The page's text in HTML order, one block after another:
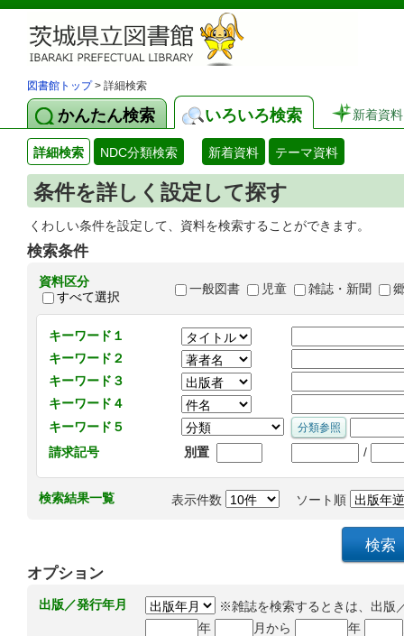
図書館トップ> 詳細検索
かんたん検索 いろいろ検索 新着資料
詳細検索 NDC分類検索 新着資料 テーマ資料
条件を詳しく設定して探す
くわしい条件を設定して、資料を検索することができます。
検索条件
資料区分
すべて選択
一般図書 児童 雑誌・新聞
キーワード１
キーワード２
キーワード３
キーワード４
キーワード５
請求記号
別置 /
検索結果一覧 表示件数 ソート順
オプション
出版／発行年月
※雑誌を検索するときは、出版
年
月から 年